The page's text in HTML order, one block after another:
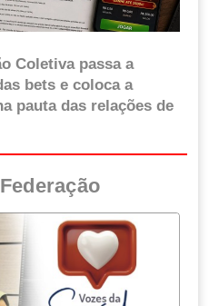
Coletiva passa a
bets e coloca a
pauta das relações de